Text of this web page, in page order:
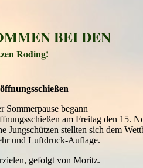
BEI DEN
Roding!
Sommerpause begann
am Freitag den 15.
Jungschützen stellten sich dem
und Luftdruck-Auflage.
gefolgt von Moritz.